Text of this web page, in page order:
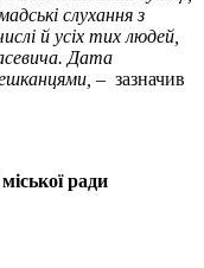
слухання з
й усіх тих людей,
Дата
– зазначив
ради